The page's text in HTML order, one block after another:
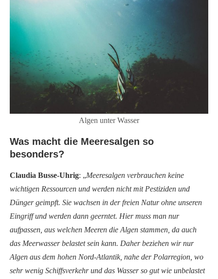
Algen unter Wasser
Was macht die Meeresalgen so
besonders?
Claudia Busse-Uhrig: „Meeresalgen verbrauchen keine
wichtigen Ressourcen und werden nicht mit Pestiziden und
Dünger geimpft. Sie wachsen in der freien Natur ohne unseren
Eingriff und werden dann geerntet. Hier muss man nur
aufpassen, aus welchen Meeren die Algen stammen, da auch
das Meerwasser belastet sein kann. Daher beziehen wir nur
Algen aus dem hohen Nord-Atlantik, nahe der Polarregion, wo
sehr wenig Schiffsverkehr und das Wasser so gut wie unbelastet